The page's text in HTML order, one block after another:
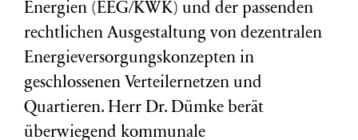
Energien (EEG/KWK) und der passenden
rechtlichen Ausgestaltung von dezentralen
Energieversorgungskonzepten in
geschlossenen Verteilernetzen und
Quartieren. Herr Dr. Dümke berät
überwiegend kommunale